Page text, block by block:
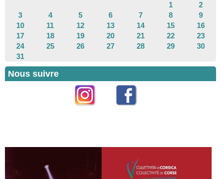
1
2
3
4 5 6 7 8
9
10
11 12 13 14 15
16
17
18 19 20 21 22
23
24
25 26 27 28 29
30
31
Nous suivre